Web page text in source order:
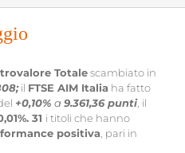
Totale scambiato in
il FTSE AIM Italia ha fatto
+0,10% a 9.361,36 punti, il
31 i titoli che hanno
positiva, pari in